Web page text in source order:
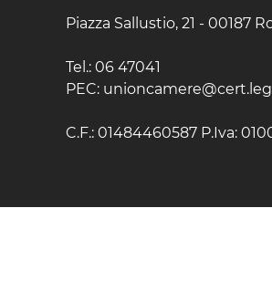
Piazza Sallustio, 21 - 00187
Tel.: 06 47041
PEC:
C.F.: 01484460587 P.Iva: